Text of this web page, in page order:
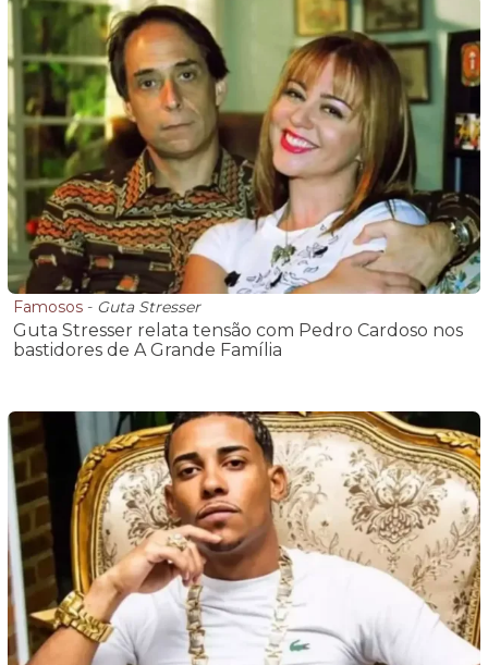
Famosos - Guta Stresser
Guta Stresser relata tensão com Pedro Cardoso nos
bastidores de A Grande Família